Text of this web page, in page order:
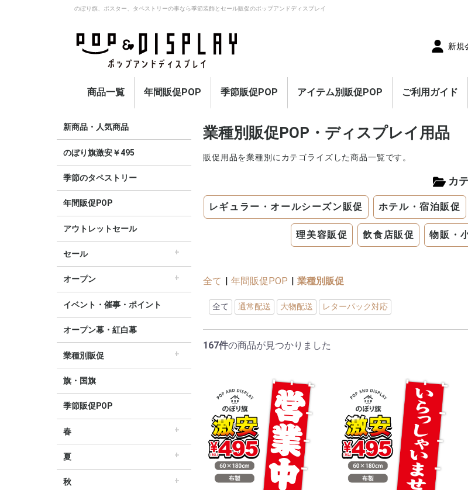
のぼり旗、ポスター、タペストリーの事なら季節装飾とセール販促のポップアンドディスプレイ
新規
商品一覧 年間販促POP
ーズン販促
販促
季節販促POP
ワイトデー
アイテム別販促POP
のぼり旗
旗
旗
旗
形）
促ポスター
ター
ポスター
トデーのポス
（90×180cm
グガーランド
ド
ご利用ガイド
新商品・人気商品
のぼり旗激安￥495
季節のタペストリー
年間販促POP
アウトレットセール
セール
すべてのセール販促POP
セール・割引
∟セールのぼり旗
∟セールポスター
∟セールタペストリー
∟シンプルセール
∟プリズムセール
割引・値下げ・ＯＦＦ
創業祭・感謝祭・決算
閉店・売り尽くし
オープン
すべてのオープン販促POP
オープン・営業中
オープニングセール
リニューアルオープン
イベント・催事・ポイント
オープン幕・紅白幕
業種別販促
すべての業界別販促POP
レギュラー・オールシーズン販促
ホテル・宿泊販促
リサイクル・中古販売販促
ドラッグ薬局・薬局販促
理美容販促
飲食店販促
物販・小売店販促
不動産・車販促
旗・国旗
季節販促POP
春
すべての春の販促POP
春・スプリング
バレンタインデー・ホワイトデー
母の日・父の日
スプリングセール
夏
すべての夏の販促POP
夏・サマー
七夕
サマーセール
秋
業種別販促POP・ディスプレイ用品
販促用品を業種別にカテゴライズした商品一覧です。
カ
レギュラー・オールシーズン販促 ホテル・宿泊販促
理美容販促 飲食店販促 物販・
全て | 年間販促POP | 業種別販促
全て 通常配送 大物配送 レターパック対応
167件の商品が見つかりました